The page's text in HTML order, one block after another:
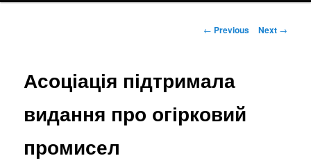
Post
← Previous Next →
Асоціація підтримала
видання про огірковий
промисел